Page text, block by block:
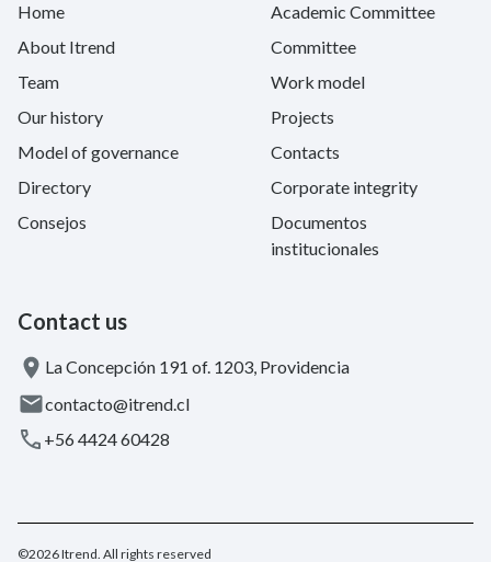
Home
About Itrend
Team
Our history
Model of governance
Directory
Consejos
Academic Committee
Committee
Work model
Projects
Contacts
Corporate integrity
Documentos
institucionales
Contact us
La Concepción 191 of. 1203, Providencia
contacto@itrend.cl
+56 4424 60428
©2026 Itrend. All rights reserved